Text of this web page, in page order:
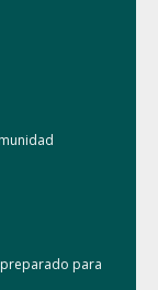
para